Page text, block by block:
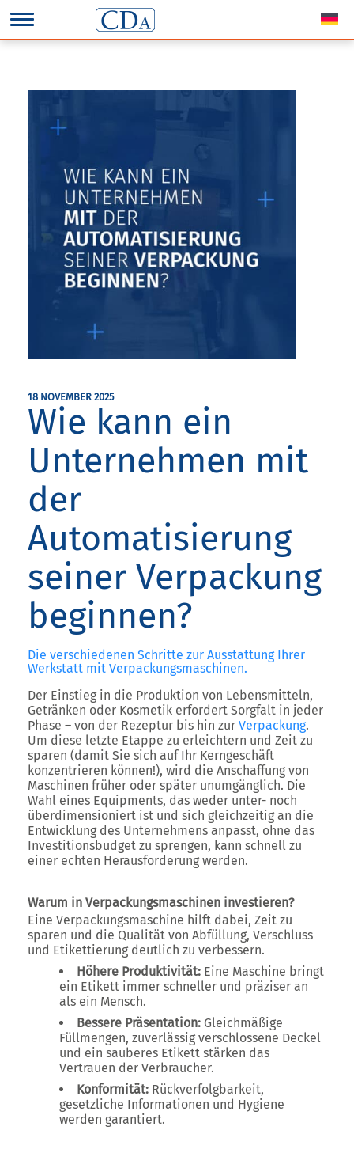
18 NOVEMBER 2025
Wie kann ein
Unternehmen mit
der
Automatisierung
seiner Verpackung
beginnen?
Die verschiedenen Schritte zur Ausstattung Ihrer
Werkstatt mit Verpackungsmaschinen.
Der Einstieg in die Produktion von Lebensmitteln,
Getränken oder Kosmetik erfordert Sorgfalt in jeder
Phase – von der Rezeptur bis hin zur Verpackung.
Um diese letzte Etappe zu erleichtern und Zeit zu
sparen (damit Sie sich auf Ihr Kerngeschäft
konzentrieren können!), wird die Anschaffung von
Maschinen früher oder später unumgänglich. Die
Wahl eines Equipments, das weder unter- noch
überdimensioniert ist und sich gleichzeitig an die
Entwicklung des Unternehmens anpasst, ohne das
Investitionsbudget zu sprengen, kann schnell zu
einer echten Herausforderung werden.
Warum in Verpackungsmaschinen investieren?
Eine Verpackungsmaschine hilft dabei, Zeit zu
sparen und die Qualität von Abfüllung, Verschluss
und Etikettierung deutlich zu verbessern.
Höhere Produktivität: Eine Maschine bringt
ein Etikett immer schneller und präziser an
als ein Mensch.
Bessere Präsentation: Gleichmäßige
Füllmengen, zuverlässig verschlossene Deckel
und ein sauberes Etikett stärken das
Vertrauen der Verbraucher.
Konformität: Rückverfolgbarkeit,
gesetzliche Informationen und Hygiene
werden garantiert.